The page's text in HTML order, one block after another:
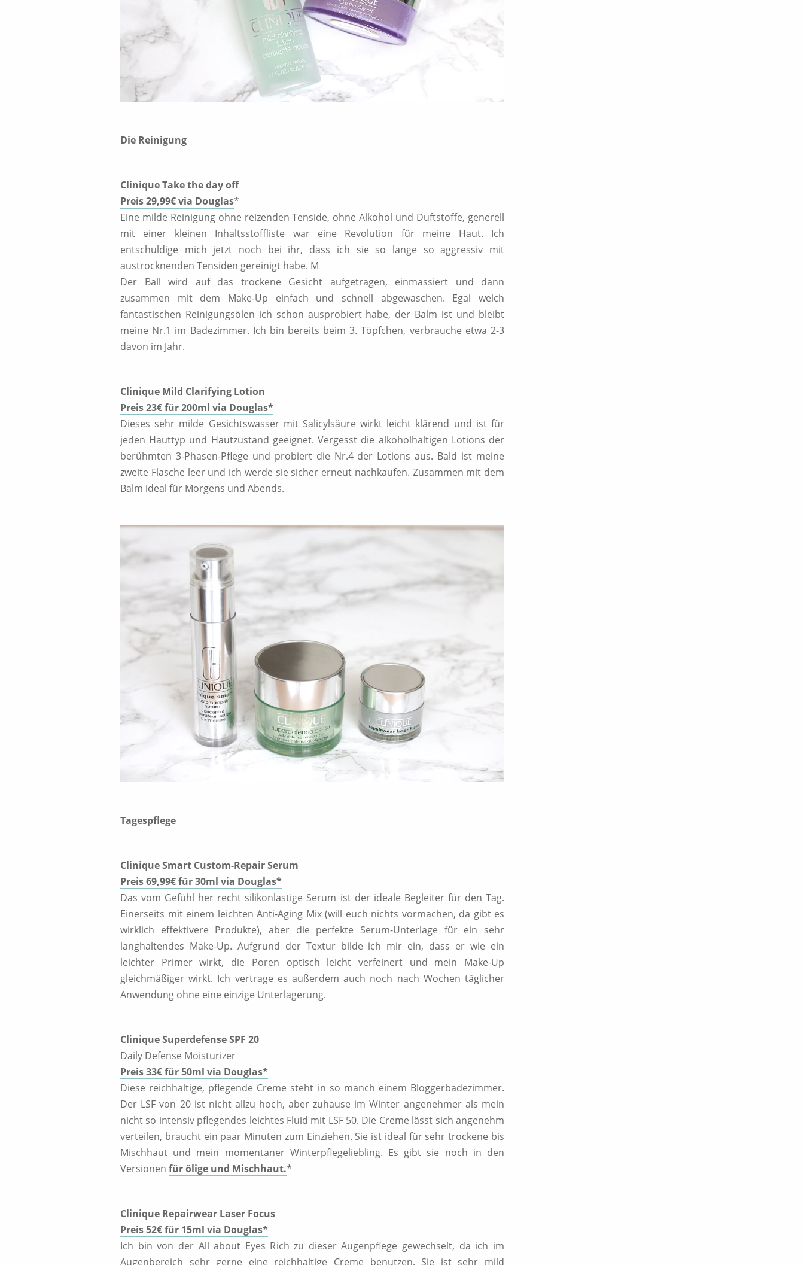
Die Reinigung
Clinique Take the day off
Preis 29,99€ via Douglas*
Eine milde Reinigung ohne reizenden Tenside, ohne Alkohol und Duftstoffe, generell
mit einer kleinen Inhaltsstoffliste war eine Revolution für meine Haut. Ich
entschuldige mich jetzt noch bei ihr, dass ich sie so lange so aggressiv mit
austrocknenden Tensiden gereinigt habe. M
Der Ball wird auf das trockene Gesicht aufgetragen, einmassiert und dann
zusammen mit dem Make-Up einfach und schnell abgewaschen. Egal welch
fantastischen Reinigungsölen ich schon ausprobiert habe, der Balm ist und bleibt
meine Nr.1 im Badezimmer. Ich bin bereits beim 3. Töpfchen, verbrauche etwa 2-3
davon im Jahr.
Clinique Mild Clarifying Lotion
Preis 23€ für 200ml via Douglas*
Dieses sehr milde Gesichtswasser mit Salicylsäure wirkt leicht klärend und ist für
jeden Hauttyp und Hautzustand geeignet. Vergesst die alkoholhaltigen Lotions der
berühmten 3-Phasen-Pflege und probiert die Nr.4 der Lotions aus. Bald ist meine
zweite Flasche leer und ich werde sie sicher erneut nachkaufen. Zusammen mit dem
Balm ideal für Morgens und Abends.
Tagespflege
Clinique Smart Custom-Repair Serum
Preis 69,99€ für 30ml via Douglas*
Das vom Gefühl her recht silikonlastige Serum ist der ideale Begleiter für den Tag.
Einerseits mit einem leichten Anti-Aging Mix (will euch nichts vormachen, da gibt es
wirklich effektivere Produkte), aber die perfekte Serum-Unterlage für ein sehr
langhaltendes Make-Up. Aufgrund der Textur bilde ich mir ein, dass er wie ein
leichter Primer wirkt, die Poren optisch leicht verfeinert und mein Make-Up
gleichmäßiger wirkt. Ich vertrage es außerdem auch noch nach Wochen täglicher
Anwendung ohne eine einzige Unterlagerung.
Clinique Superdefense SPF 20
Daily Defense Moisturizer
Preis 33€ für 50ml via Douglas*
Diese reichhaltige, pflegende Creme steht in so manch einem Bloggerbadezimmer.
Der LSF von 20 ist nicht allzu hoch, aber zuhause im Winter angenehmer als mein
nicht so intensiv pflegendes leichtes Fluid mit LSF 50. Die Creme lässt sich angenehm
verteilen, braucht ein paar Minuten zum Einziehen. Sie ist ideal für sehr trockene bis
Mischhaut und mein momentaner Winterpflegeliebling. Es gibt sie noch in den
Versionen für ölige und Mischhaut.*
Clinique Repairwear Laser Focus
Preis 52€ für 15ml via Douglas*
Ich bin von der All about Eyes Rich zu dieser Augenpflege gewechselt, da ich im
Augenbereich sehr gerne eine reichhaltige Creme benutzen. Sie ist sehr mild